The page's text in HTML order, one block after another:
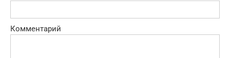
Комментарий